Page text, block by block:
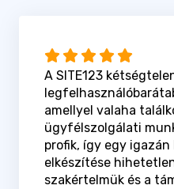
A SITE123
amellyel valaha
ügyfélszolgálati
profik, így egy igazán
elkészítése
szakértelmük és a